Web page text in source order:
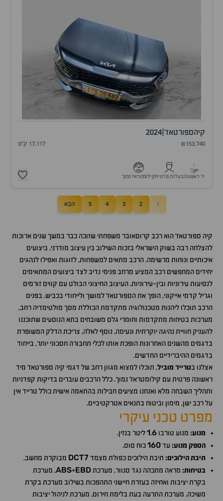
קיהספורטאז' 2024
₪153,740 17,117 ק"מ
1
יד ראשונהבעלות פרטיתקילומטראז נמוך
1
2
3
4
5 הבא
קיה ספורטאז' הוא רכב קרוסאובר משפחתי שזוכה כבר במשך שנים ארוכות
להצלחה רבה בשוק הישראלי בזכות השילוב בין עיצוב מודרני, ביצועים
איכותיים ונוחות מרשימה. הרכב מתאים למשפחות, לזוגות ואפילו לנהגים
יחידים המחפשים רכב המציע מרחב פנימי נדיב לצד ביצועים המתאימים
לנסיעות עירוניות ובין-עירוניות. העיצוב החיצוני הבולט עם קווים זורמים
וגריל קדמי אייקוני, הופך את הספורטאז' למושך ולייחודי בכביש. בפנים
הרכב תוכלו ליהנות מטכנולוגיה מתקדמת הכוללת מסך מולטימדיה רחב,
מערכות בטיחות מתקדמות וחומרי גלם משובחים בתא הנוסעים שתוכננו
להעניק חוויית נהיגה יוקרתית ונעימה. נוסף לאלה, צריכת הדלק המשופרת
בדגמים מהשנים האחרונות הופכת אותו לכלי תחבורה חסכוני יותר, בייחוד
בדגמים ההיברידיים החדשים.
אצלנו בטרייד מוביל, תוכלו למצוא מגוון רחב של דגמי קיה ספורטאז' מיד
ראשונה פרטית עם קילומטראז' נמוך. כלל הרכבים עוברים בדיקות קפדניות
ותהליך השבחה מלא ואנחנו מציעים חבילות בהתאמה אישית כולל טרייד אין
על רכב ישן, מימון וביטוח בתנאים אטרקטיביים.
מפרט טכני עיקרי
מנוע: מנוע טורבו 1.6
ליטר בנזין.
הספק מנוע: עד160כוח סוס.
תיבת הילוכים: תיבת הילוכים כפולת מצמד DCT7 מבוקרת מחשב.
בטיחות: מראה מתכהה נגד סנוור, מערכת ABS+EBD
, מערכת
בקרת יציבות ואחיזה בעזרת חיישני התהפכות בשילוב מערכת בקרת
משיכה, מערכת התרעה בעת בלימת חירום, מערכת לניהול יציבות